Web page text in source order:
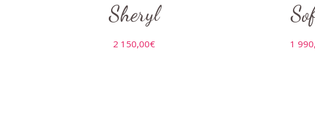
Sheryl
2 150,00€ 1